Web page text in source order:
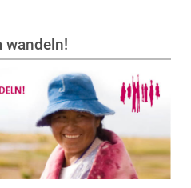
wandeln!